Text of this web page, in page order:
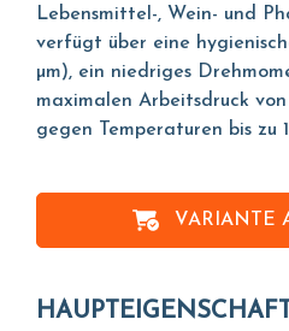
Lebensmittel-, Wein- und
verfügt über eine
µm), ein niedriges
maximalen Arbeitsdruck
gegen Temperaturen bis zu
VARIANTE